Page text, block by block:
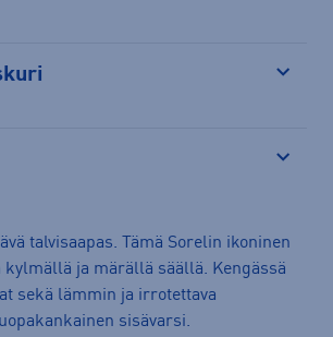
talvisaapas. Tämä Sorelin ikoninen
kylmällä ja märällä säällä. Kengässä
sekä lämmin ja irrotettava
sisävarsi.